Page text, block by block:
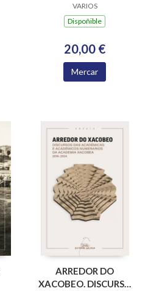
PARADIGMAS E
RETOS EPISTÉMICOS
VARIOS
Dispoñible
20,00 €
Mercar
ARREDOR DO
XACOBEO. DISCURSO